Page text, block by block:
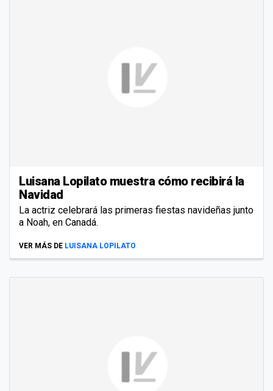
Luisana Lopilato muestra cómo recibirá la
Navidad
La actriz celebrará las primeras fiestas navideñas junto
a Noah, en Canadá.
VER MÁS DE LUISANA LOPILATO